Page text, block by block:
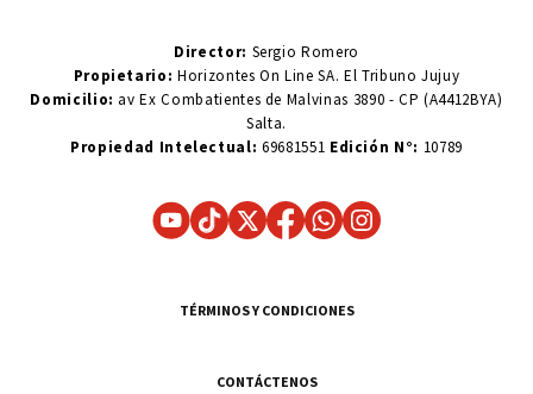
Director: Sergio Romero
Propietario:Horizontes On Line SA. El Tribuno Jujuy
Domicilio: av Ex Combatientes de Malvinas 3890 - CP (A4412BYA)
Salta.
Propiedad Intelectual: 69681551 Edición N°: 10789
TÉRMINOS Y CONDICIONES
CONTÁCTENOS